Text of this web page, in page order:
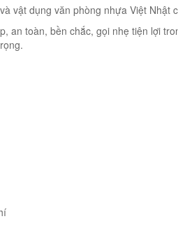
vật dụng văn phòng nhựa Việt Nhật
an toàn, bền chắc, gọi nhẹ tiện lợi